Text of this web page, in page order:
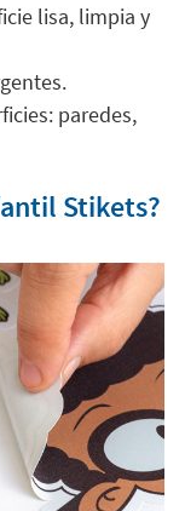
lisa, limpia y
paredes,
Stikets?